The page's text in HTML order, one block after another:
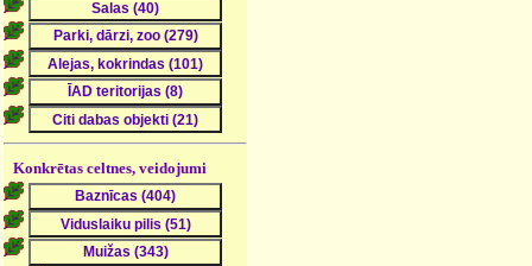
Konkrētas celtnes, veidojumi